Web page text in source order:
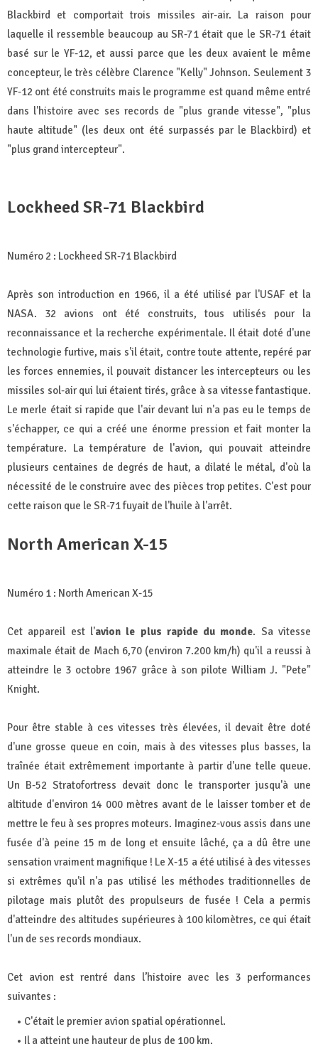
Blackbird et comportait trois missiles air-air. La raison pour
laquelle il ressemble beaucoup au SR-71 était que le SR-71 était
basé sur le YF-12, et aussi parce que les deux avaient le même
concepteur, le très célèbre Clarence "Kelly" Johnson. Seulement 3
YF-12 ont été construits mais le programme est quand même entré
dans l'histoire avec ses records de "plus grande vitesse", "plus
haute altitude" (les deux ont été surpassés par le Blackbird) et
"plus grand intercepteur".
Lockheed SR-71 Blackbird
Numéro 2 : Lockheed SR-71 Blackbird
Après son introduction en 1966, il a été utilisé par l'USAF et la
NASA. 32 avions ont été construits, tous utilisés pour la
reconnaissance et la recherche expérimentale. Il était doté d'une
technologie furtive, mais s'il était, contre toute attente, repéré par
les forces ennemies, il pouvait distancer les intercepteurs ou les
missiles sol-air qui lui étaient tirés, grâce à sa vitesse fantastique.
Le merle était si rapide que l'air devant lui n'a pas eu le temps de
s'échapper, ce qui a créé une énorme pression et fait monter la
température. La température de l'avion, qui pouvait atteindre
plusieurs centaines de degrés de haut, a dilaté le métal, d'où la
nécessité de le construire avec des pièces trop petites. C'est pour
cette raison que le SR-71 fuyait de l'huile à l'arrêt.
North American X-15
Numéro 1 : North American X-15
Cet appareil est l'avion le plus rapide du monde. Sa vitesse
maximale était de Mach 6,70 (environ 7.200 km/h) qu'il a reussi à
atteindre le 3 octobre 1967 grâce à son pilote William J. "Pete"
Knight.
Pour être stable à ces vitesses très élevées, il devait être doté
d'une grosse queue en coin, mais à des vitesses plus basses, la
traînée était extrêmement importante à partir d'une telle queue.
Un B-52 Stratofortress devait donc le transporter jusqu'à une
altitude d'environ 14 000 mètres avant de le laisser tomber et de
mettre le feu à ses propres moteurs. Imaginez-vous assis dans une
fusée d'à peine 15 m de long et ensuite lâché, ça a dû être une
sensation vraiment magnifique ! Le X-15 a été utilisé à des vitesses
si extrêmes qu'il n'a pas utilisé les méthodes traditionnelles de
pilotage mais plutôt des propulseurs de fusée ! Cela a permis
d'atteindre des altitudes supérieures à 100 kilomètres, ce qui était
l'un de ses records mondiaux.
Cet avion est rentré dans l’histoire avec les 3 performances
suivantes :
C'était le premier avion spatial opérationnel.
Il a atteint une hauteur de plus de 100 km.